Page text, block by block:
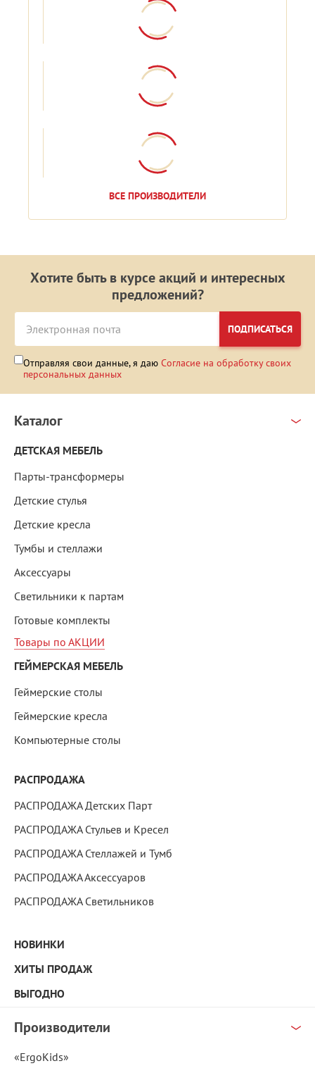
ВСЕ ПРОИЗВОДИТЕЛИ
Хотите быть в курсе акций и интересных
предложений?
ПОДПИСАТЬСЯ
Отправляя свои данные, я даю Согласие на обработку своих
персональных данных
Каталог
ДЕТСКАЯ МЕБЕЛЬ
Парты-трансформеры
Детские стулья
Детские кресла
Тумбы и стеллажи
Аксессуары
Светильники к партам
Готовые комплекты
Товары по АКЦИИ
ГЕЙМЕРСКАЯ МЕБЕЛЬ
Геймерские столы
Геймерские кресла
Компьютерные столы
РАСПРОДАЖА
РАСПРОДАЖА Детских Парт
РАСПРОДАЖА Стульев и Кресел
РАСПРОДАЖА Стеллажей и Тумб
РАСПРОДАЖА Аксессуаров
РАСПРОДАЖА Светильников
НОВИНКИ
ХИТЫ ПРОДАЖ
ВЫГОДНО
Производители
«ErgoKids»